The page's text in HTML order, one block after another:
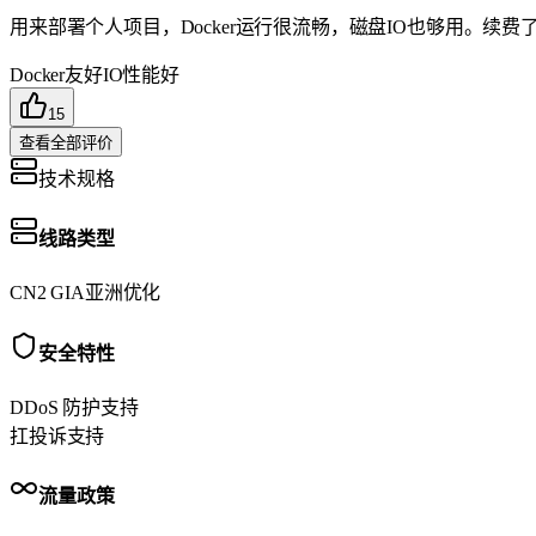
用来部署个人项目，Docker运行很流畅，磁盘IO也够用。续费
Docker友好IO性能好
15
查看全部评价
技术规格
线路类型
CN2 GIA亚洲优化
安全特性
DDoS 防护支持
扛投诉支持
流量政策